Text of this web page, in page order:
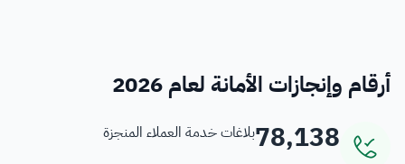
أرقام وإنجازات الأمانة لعام 2026
78,138بلاغات خدمة العملاء المنجزة